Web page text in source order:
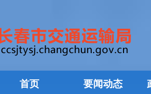
首页 要闻动态